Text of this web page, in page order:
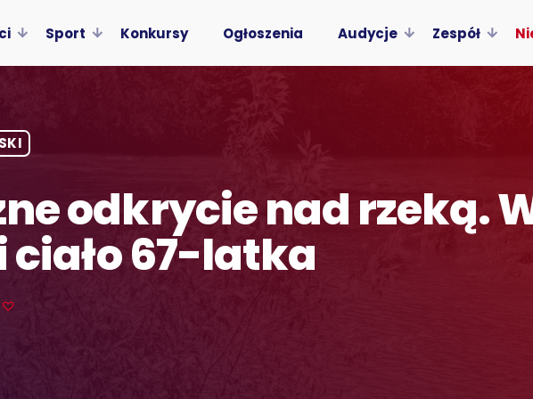
Sport Konkursy Ogłoszenia Audycje Zespół
odkrycie nad rzeką.
ciało 67-latka